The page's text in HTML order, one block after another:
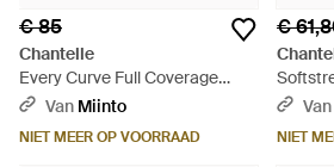
€ 85
Chantelle
Every Curve Full Coverage
Wireless Bra - Wit
Van Miinto
NIET MEER OP VOORRAAD
€
Van
NIET